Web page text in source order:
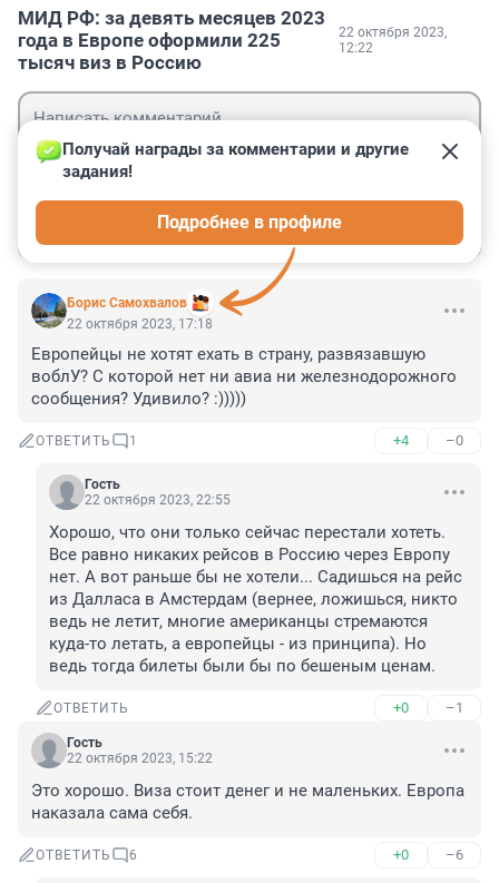
МИД РФ: за девять месяцев 2023
года в Европе оформили 225
тысяч виз в Россию
22 октября 2023,
12:22
Борис Самохвалов
Получай награды за комментарии и другие
задания!
Подробнее в профиле
22 октября 2023, 17:18
Европейцы не хотят ехать в страну, развязавшую
воблУ? С которой нет ни авиа ни железнодорожного
сообщения? Удивило? :)))))
ОТВЕТИТЬ 1 +4 –0
Гость
22 октября 2023, 22:55
Хорошо, что они только сейчас перестали хотеть.
Все равно никаких рейсов в Россию через Европу
нет. А вот раньше бы не хотели... Садишься на рейс
из Далласа в Амстердам (вернее, ложишься, никто
ведь не летит, многие американцы стремаются
куда-то летать, а европейцы - из принципа). Но
ведь тогда билеты были бы по бешеным ценам.
ОТВЕТИТЬ +0 –1
Гость
22 октября 2023, 15:22
Это хорошо. Виза стоит денег и не маленьких. Европа
наказала сама себя.
ОТВЕТИТЬ 6 +0 –6